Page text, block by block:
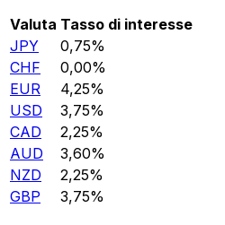
Valuta Tasso di interesse
JPY
0,75%
CHF
0,00%
EUR
4,25%
USD
3,75%
CAD
2,25%
AUD
3,60%
NZD
2,25%
GBP
3,75%